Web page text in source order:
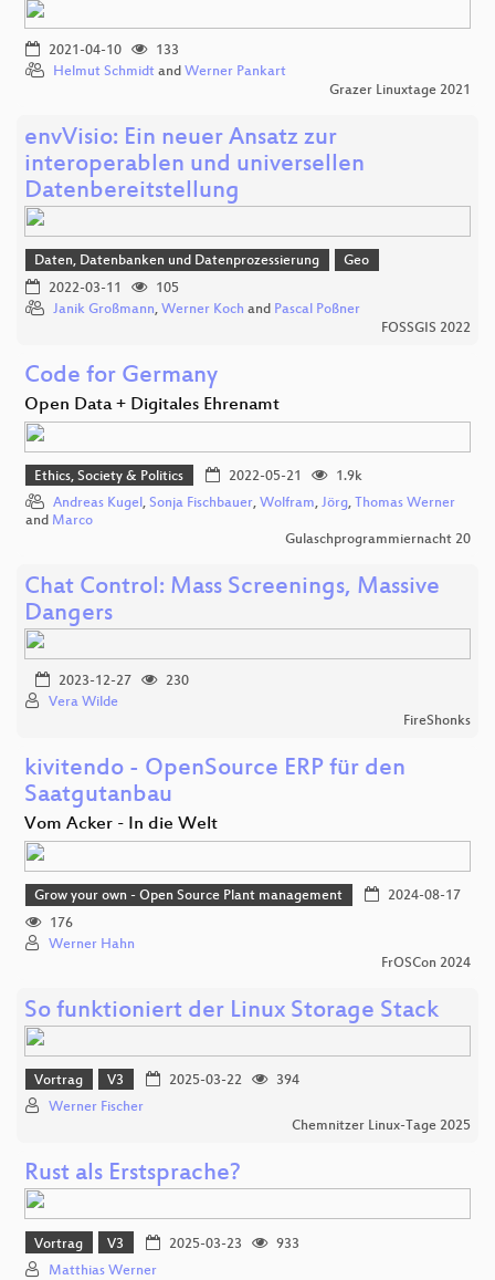
2021-04-10
133
Helmut Schmidt and Werner Pankart
Grazer Linuxtage 2021
envVisio: Ein neuer Ansatz zur
interoperablen und universellen
Datenbereitstellung
Daten, Datenbanken und Datenprozessierung
Geo
2022-03-11
105
Janik Großmann, Werner Koch and Pascal Poßner
FOSSGIS 2022
Code for Germany
Open Data + Digitales Ehrenamt
Ethics, Society & Politics 2022-05-21
1.9k
Andreas Kugel, Sonja Fischbauer, Wolfram, Jörg, Thomas Werner
and Marco
Gulaschprogrammiernacht 20
Chat Control: Mass Screenings, Massive
Dangers
2023-12-27
230
Vera Wilde
FireShonks
kivitendo - OpenSource ERP für den
Saatgutanbau
Vom Acker - In die Welt
Grow your own - Open Source Plant management
2024-08-17
176
Werner Hahn
FrOSCon 2024
So funktioniert der Linux Storage Stack
Vortrag V3 2025-03-22
394
Werner Fischer
Chemnitzer Linux-Tage 2025
Rust als Erstsprache?
Vortrag V3 2025-03-23
933
Matthias Werner